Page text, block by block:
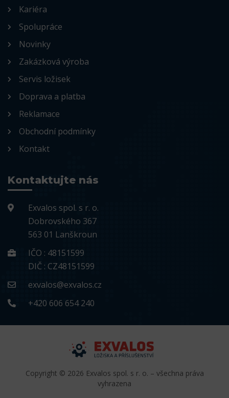
Kariéra
Spolupráce
Novinky
Zakázková výroba
Servis ložisek
Doprava a platba
Reklamace
Obchodní podmínky
Kontakt
Kontaktujte nás
Exvalos spol. s r. o.
Dobrovského 367
563 01 Lanškroun
IČO : 48151599
DIČ : CZ48151599
exvalos@exvalos.cz
+420 606 654 240
Copyright © 2026 Exvalos spol. s r. o. – všechna práva
vyhrazena